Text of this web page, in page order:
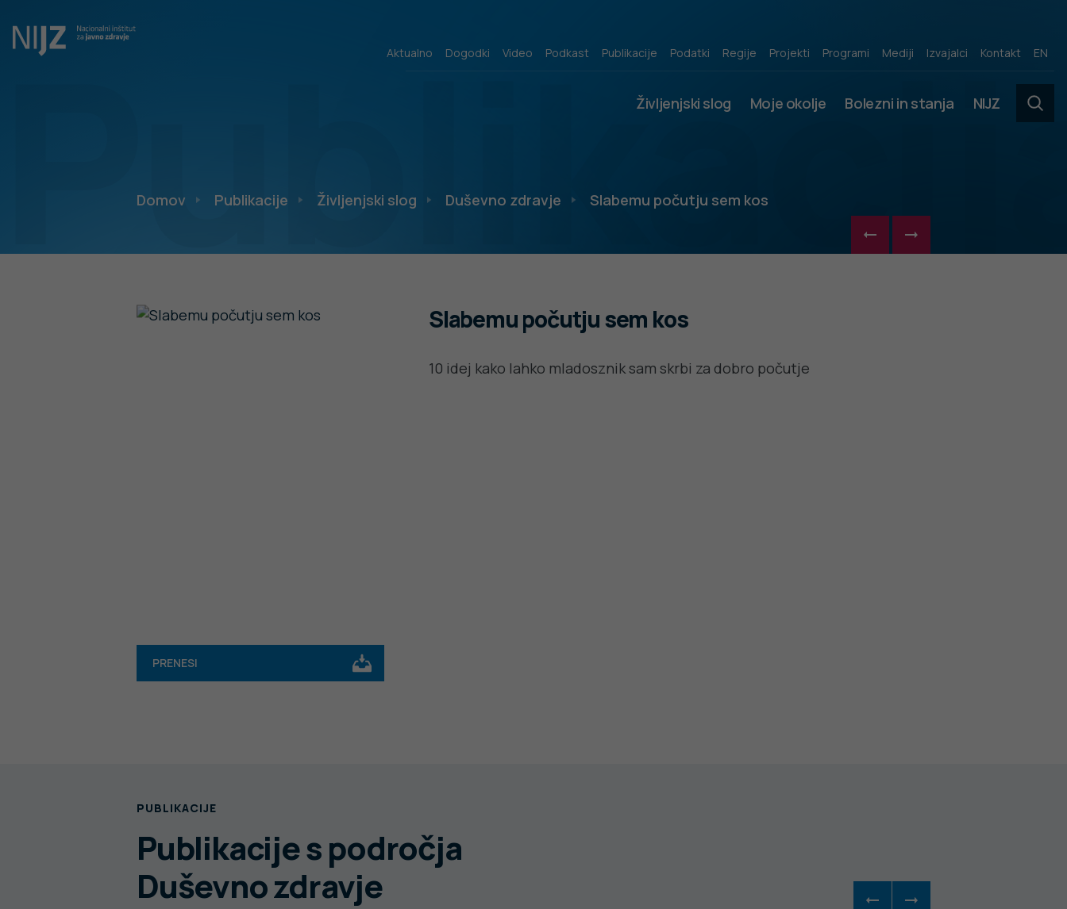
Aktualno Dogodki Video Podkast Publikacije Podatki Regije Projekti Programi Mediji Izvajalci Kontakt EN
Življenjski slog Moje okolje Bolezni in stanja NIJZ
Domov Publikacije Življenjski slog Duševno zdravje Slabemu počutju sem kos
PRENESI
Slabemu počutju sem kos
10 idej kako lahko mladosznik sam skrbi za dobro počutje
PUBLIKACIJE
Publikacije s področja
Duševno zdravje